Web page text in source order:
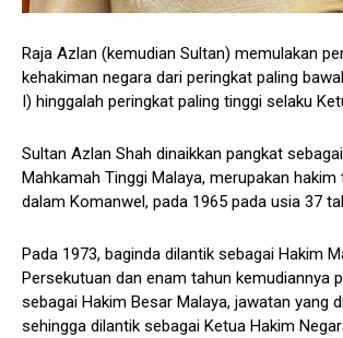
Raja Azlan (kemudian Sultan) memulakan
kehakiman negara dari peringkat paling
I) hinggalah peringkat paling tinggi selaku
Sultan Azlan Shah dinaikkan pangkat
Mahkamah Tinggi Malaya, merupakan
dalam Komanwel, pada 1965 pada usia 37
Pada 1973, baginda dilantik sebagai Hakim
Persekutuan dan enam tahun kemudiannya
sebagai Hakim Besar Malaya, jawatan yang
sehingga dilantik sebagai Ketua Hakim